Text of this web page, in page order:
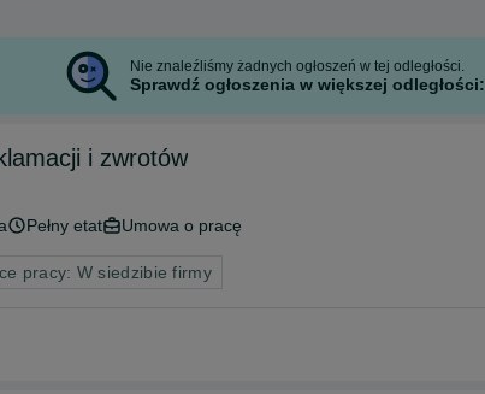
Nie znaleźliśmy żadnych ogłoszeń w tej odległości.
Sprawdź ogłoszenia w większej odległości:
i zwrotów
Pełny etat Umowa o pracę
pracy: W siedzibie firmy